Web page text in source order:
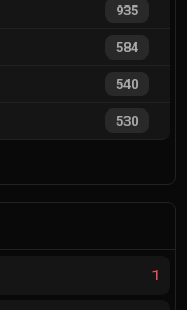
935
584
540
530
1